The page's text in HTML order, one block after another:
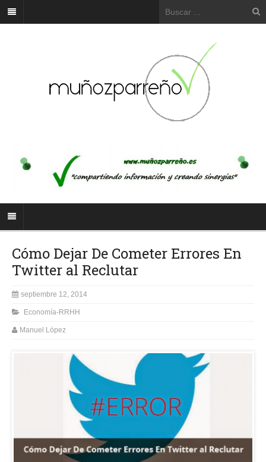
Cómo Dejar De Cometer Errores En
Twitter al Reclutar
septiembre 12, 2014
Economía-RRHH
Manuel López